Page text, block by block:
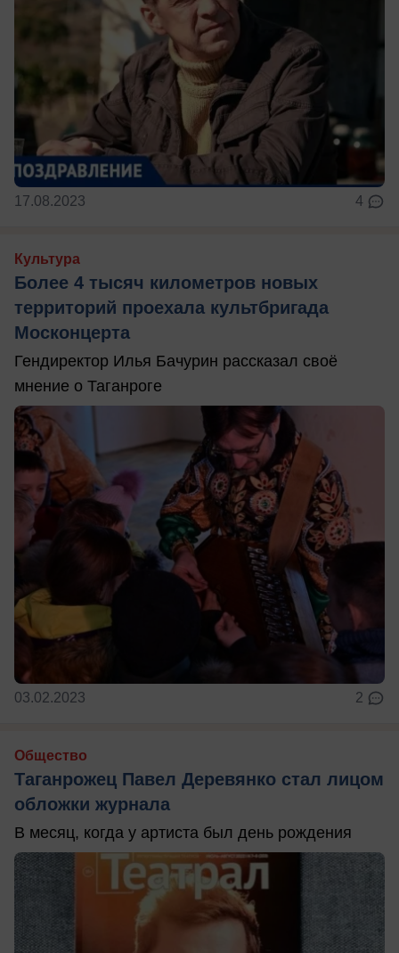
17.08.2023 4
Культура
Более 4 тысяч километров новых
территорий проехала культбригада
Москонцерта
Гендиректор Илья Бачурин рассказал своё
мнение о Таганроге
03.02.2023 2
Общество
Таганрожец Павел Деревянко стал лицом
обложки журнала
В месяц, когда у артиста был день рождения